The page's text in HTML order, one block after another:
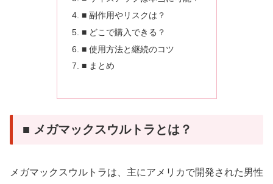
■ 副作用やリスクは？
■ どこで購入できる？
■ 使用方法と継続のコツ
■ まとめ
■ メガマックスウルトラとは？
メガマックスウルトラは、主にアメリカで開発された男性